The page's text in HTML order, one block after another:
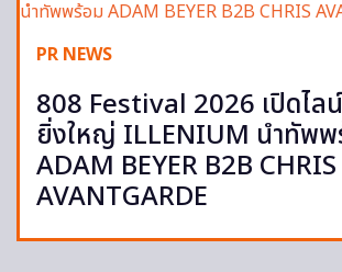
PR NEWS
808 Festival 2026 เปิดไล
ยิ่งใหญ่ ILLENIUM นำทัพพ
ADAM BEYER B2B CHRIS
AVANTGARDE